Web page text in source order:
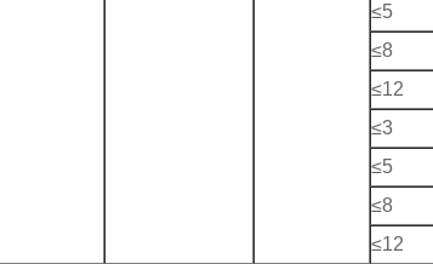
≤5
≤8
≤12
≤3
≤5
≤8
≤12